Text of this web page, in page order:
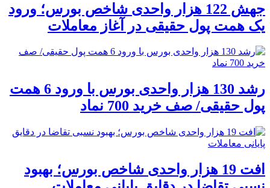
جهش 122 هزار واحدی شاخص بورس؛ ورود
یک همت پول حقیقی در آغاز معاملات
رشد 130 هزار واحدی بورس با ورود 6 همت
پول حقیقی/ صف خرید 700 نماد
افت 19 هزار واحدی شاخص بورس؛ بهبود